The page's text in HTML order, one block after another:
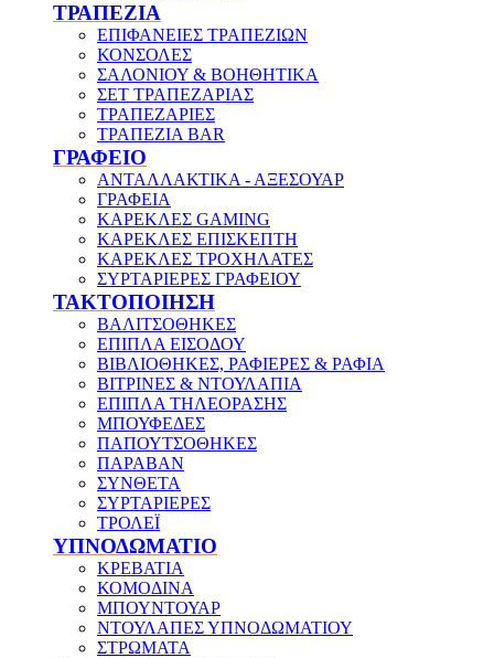
ΤΡΑΠΕΖΙΑ
ΕΠΙΦΑΝΕΙΕΣ ΤΡΑΠΕΖΙΩΝ
ΚΟΝΣΟΛΕΣ
ΣΑΛΟΝΙΟΥ & ΒΟΗΘΗΤΙΚΑ
ΣΕΤ ΤΡΑΠΕΖΑΡΙΑΣ
ΤΡΑΠΕΖΑΡΙΕΣ
ΤΡΑΠΕΖΙΑ BAR
ΓΡΑΦΕΙΟ
ΑΝΤΑΛΛΑΚΤΙΚΑ - ΑΞΕΣΟΥΑΡ
ΓΡΑΦΕΙΑ
ΚΑΡΕΚΛΕΣ GAMING
ΚΑΡΕΚΛΕΣ ΕΠΙΣΚΕΠΤΗ
ΚΑΡΕΚΛΕΣ ΤΡΟΧΗΛΑΤΕΣ
ΣΥΡΤΑΡΙΕΡΕΣ ΓΡΑΦΕΙΟΥ
ΤΑΚΤΟΠΟΙΗΣΗ
ΒΑΛΙΤΣΟΘΗΚΕΣ
ΕΠΙΠΛΑ ΕΙΣΟΔΟΥ
ΒΙΒΛΙΟΘΗΚΕΣ, ΡΑΦΙΕΡΕΣ & ΡΑΦΙΑ
ΒΙΤΡΙΝΕΣ & ΝΤΟΥΛΑΠΙΑ
ΕΠΙΠΛΑ ΤΗΛΕΟΡΑΣΗΣ
ΜΠΟΥΦΕΔΕΣ
ΠΑΠΟΥΤΣΟΘΗΚΕΣ
ΠΑΡΑΒΑΝ
ΣΥΝΘΕΤΑ
ΣΥΡΤΑΡΙΕΡΕΣ
ΤΡΟΛΕΪ
ΥΠΝΟΔΩΜΑΤΙΟ
ΚΡΕΒΑΤΙΑ
ΚΟΜΟΔΙΝΑ
ΜΠΟΥΝΤΟΥΑΡ
ΝΤΟΥΛΑΠΕΣ ΥΠΝΟΔΩΜΑΤΙΟΥ
ΣΤΡΩΜΑΤΑ